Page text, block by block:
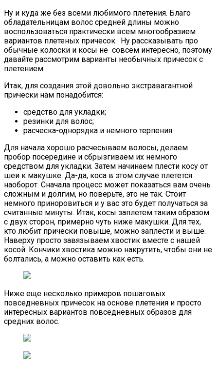
Ну и куда же без всеми любимого плетения. Благо
обладательницам волос средней длины можно
воспользоваться практически всем многообразием
вариантов плетеных причесок. Ну рассказывать про
обычные колоски и косы не совсем интересно, поэтому
давайте рассмотрим варианты необычных причесок с
плетением.
Итак, для создания этой довольно экстравагантной
прически нам понадобится:
средство для укладки;
резинки для волос;
расческа-однорядка и немного терпения.
Для начала хорошо расчесываем волосы, делаем
пробор посередине и сбрызгиваем их немного
средством для укладки. Затем начинаем плести косу от
шеи к макушке. Да-да, коса в этом случае плетется
наоборот. Сначала процесс может показаться вам очень
сложным и долгим, но поверьте, это не так. Стоит
немного приноровиться и у вас это будет получаться за
считанные минуты. Итак, косы заплетем таким образом
с двух сторон, примерно чуть ниже макушки. Для тех,
кто любит прически повыше, можно заплести и выше.
Наверху просто завязываем хвостик вместе с нашей
косой. Кончики хвостика можно накрутить, чтобы они не
болтались, а можно оставить как есть.
Ниже еще несколько примеров пошаговых
повседневных причесок на основе плетения и просто
интересных вариантов повседневных образов для
средних волос.